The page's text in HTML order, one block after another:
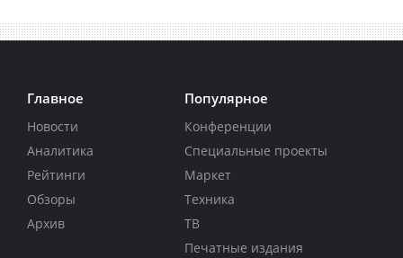
Главное
Новости
Аналитика
Рейтинги
Обзоры
Архив
Популярное
Конференции
Специальные проекты
Маркет
Техника
ТВ
Печатные издания